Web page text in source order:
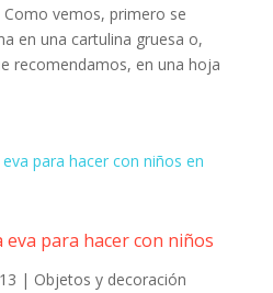
vemos, primero se
en una cartulina gruesa o,
recomendamos, en una hoja
para hacer con niños
| Objetos y decoración